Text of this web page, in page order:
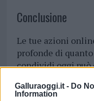
Galluraoggi.it - Do
Information
Conclusione
Le tue azioni
profonde di
condividi oggi può
Riflettere su cosa